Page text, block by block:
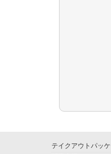
テイクアウトパッ